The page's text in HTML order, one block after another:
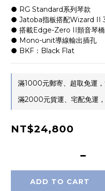
● RG Standard系列琴款
● Jatoba指板搭配Wizard II
● 搭載Edge-Zero II顫音琴
● Mono-unit導線輸出插孔
● BKF：Black Flat
滿1000元郵寄、超取免運
滿2000元貨運、宅配免運
NT$24,800
ADD TO CART